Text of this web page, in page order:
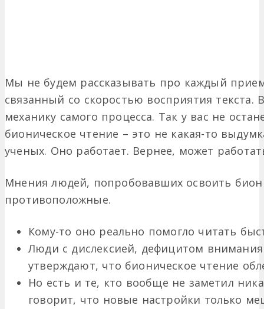
Мы не будем рассказывать про каждый
связанный со скоростью восприятия текста.
механику самого процесса. Так у вас не
бионическое чтение – это не какая-то
ученых. Оно работает. Вернее, может
Мнения людей, попробовавших освоить
противоположные.
Кому-то оно реально помогло читать
Люди с дислексией, дефицитом
утверждают, что бионическое чтение
Но есть и те, кто вообще не заметил
говорит, что новые настройки только